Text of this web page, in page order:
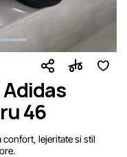
46
confort, lejeritate si stil